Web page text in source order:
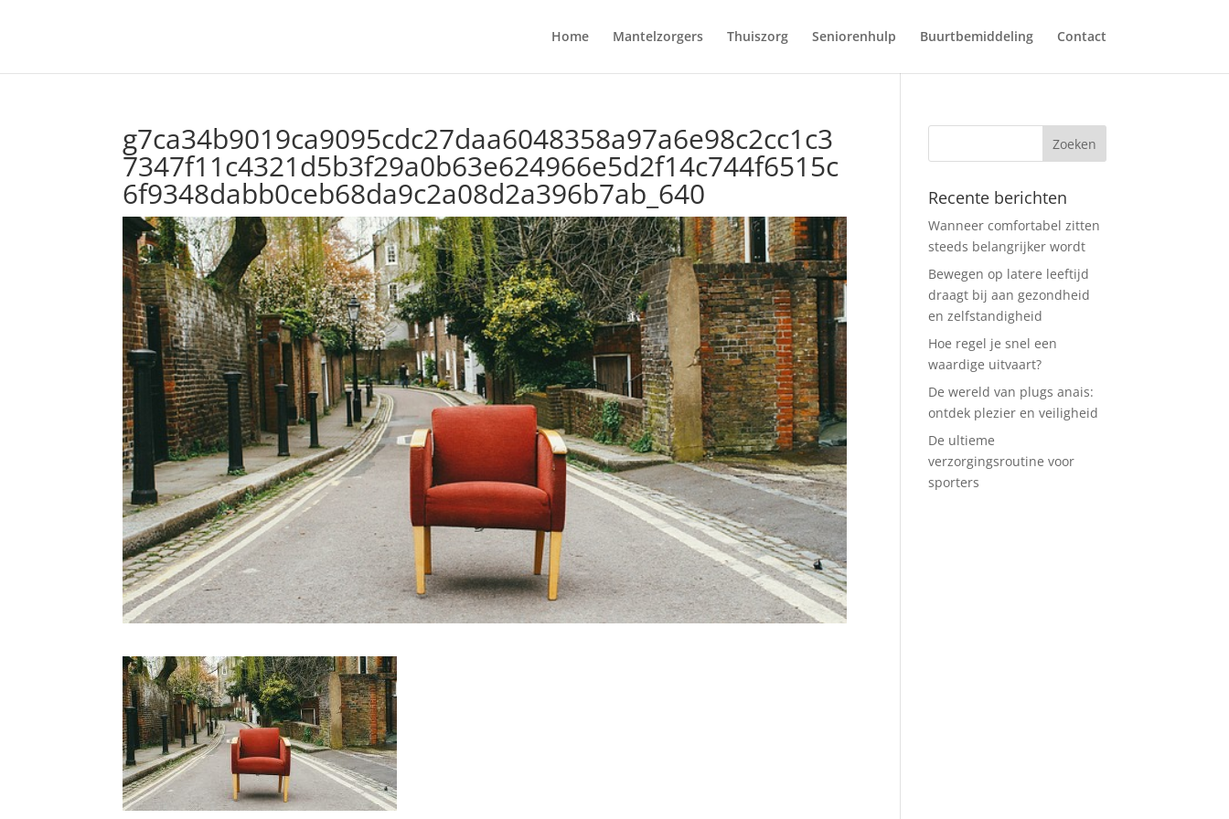
Home Mantelzorgers Thuiszorg Seniorenhulp Buurtbemiddeling Contact
g7ca34b9019ca9095cdc27daa6048358a97a6e98c2cc1c3
7347f11c4321d5b3f29a0b63e624966e5d2f14c744f6515c
6f9348dabb0ceb68da9c2a08d2a396b7ab_640 Recente berichten
Wanneer comfortabel zitten
steeds belangrijker wordt
Bewegen op latere leeftijd
draagt bij aan gezondheid
en zelfstandigheid
Hoe regel je snel een
waardige uitvaart?
De wereld van plugs anais:
ontdek plezier en veiligheid
De ultieme
verzorgingsroutine voor
sporters